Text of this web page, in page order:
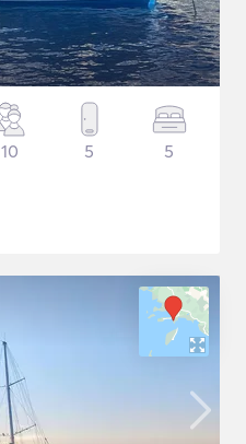
10 5 5